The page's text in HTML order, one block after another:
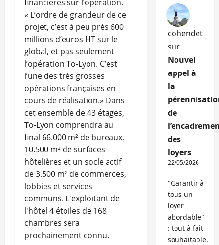
financières sur l’opération.
« L’ordre de grandeur de ce
projet, c’est à peu près 600
millions d’euros HT sur le
global, et pas seulement
l’opération To-Lyon. C’est
l’une des très grosses
opérations françaises en
cours de réalisation.» Dans
cet ensemble de 43 étages,
To-Lyon comprendra au
final 66.000 m² de bureaux,
10.500 m² de surfaces
hôtelières et un socle actif
de 3.500 m² de commerces,
lobbies et services
communs. L'exploitant de
l'hôtel 4 étoiles de 168
chambres sera
prochainement connu.
cohendet
sur
Nouvel
appel à
la
de
des
loyers
22/05/2026
"Garantir à
tous un
loyer
abordable"
: tout à fait
souhaitable.